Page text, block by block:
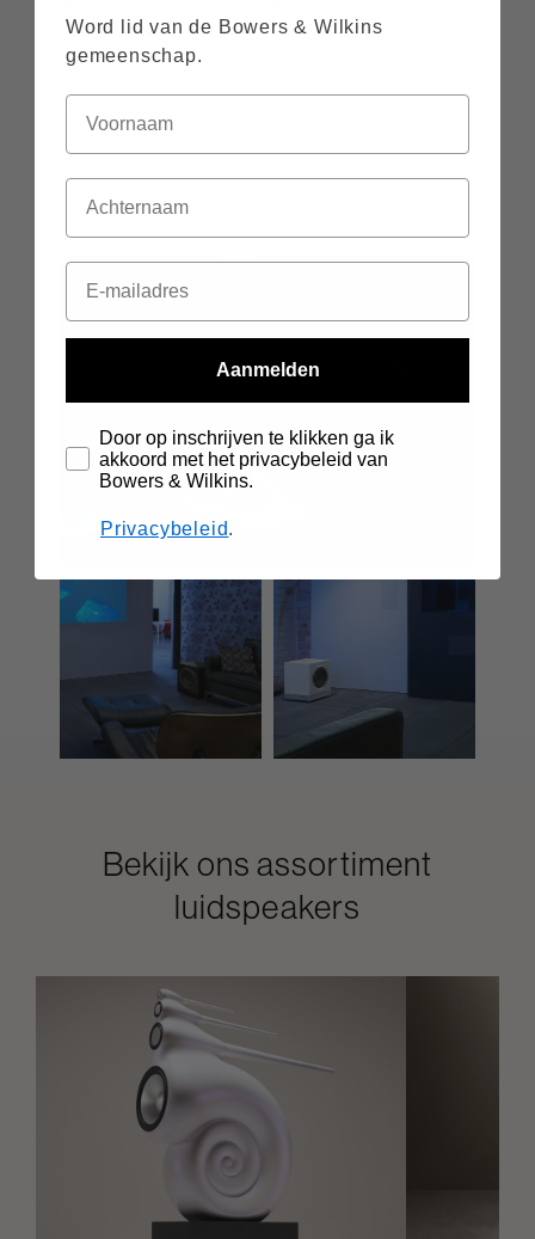
subwoofer met één driver is de perfecte partner voor
de 700 Serie.
Bekijk ons assortiment
luidspeakers
Word lid van de Bowers & Wilkins
gemeenschap.
Aanmelden
Door op inschrijven te klikken ga ik
akkoord met het privacybeleid van
Bowers & Wilkins.
Privacybeleid.